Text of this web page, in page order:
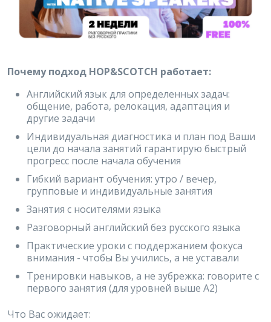
Почему подход HOP&SCOTCH работает:
Английский язык для определенных задач:
общение, работа, релокация, адаптация и
другие задачи
Индивидуальная диагностика и план под Ваши
цели до начала занятий гарантирую быстрый
прогресс после начала обучения
Гибкий вариант обучения: утро / вечер,
групповые и индивидуальные занятия
Занятия с носителями языка
Разговорный английский без русского языка
Практические уроки с поддержанием фокуса
внимания - чтобы Вы учились, а не уставали
Тренировки навыков, а не зубрежка: говорите с
первого занятия (для уровней выше A2)
Что Вас ожидает: